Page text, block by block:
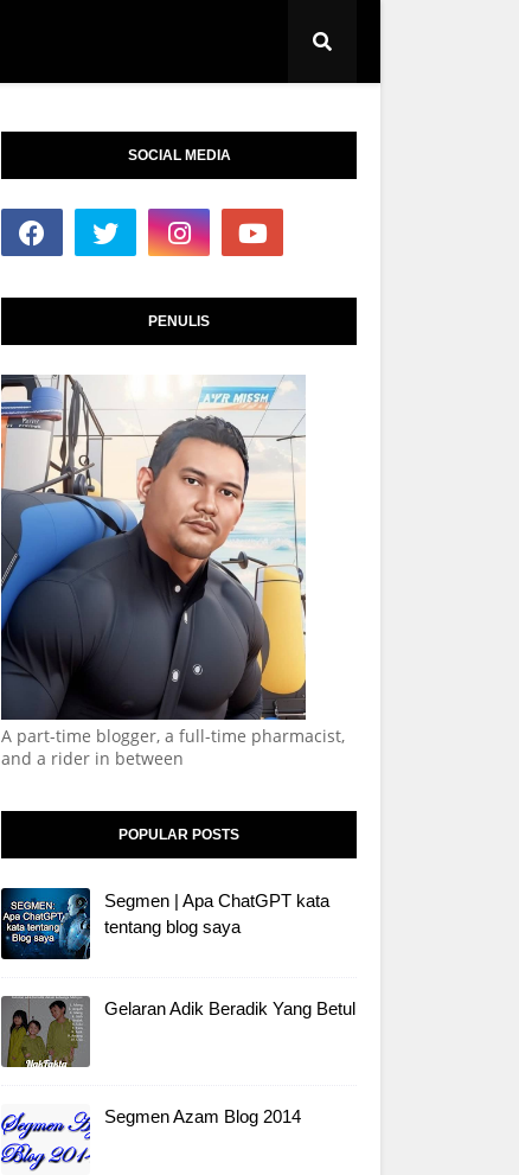
SOCIAL MEDIA
PENULIS
A part-time blogger, a full-time pharmacist,
and a rider in between
POPULAR POSTS
Segmen | Apa ChatGPT kata
tentang blog saya
Gelaran Adik Beradik Yang Betul
Segmen Azam Blog 2014